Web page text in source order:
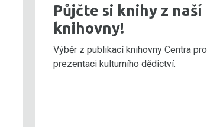
Půjčte si knihy z naší
knihovny!
Výběr z publikací knihovny Centra pro
prezentaci kulturního dědictví.